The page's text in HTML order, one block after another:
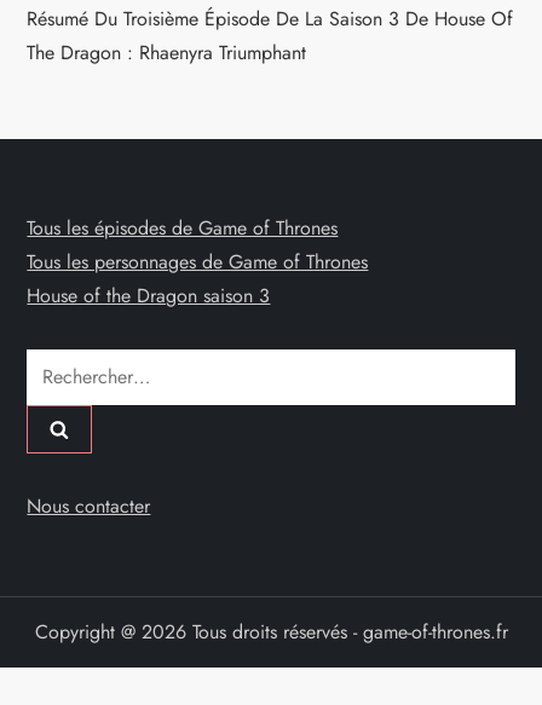
Résumé Du Troisième Épisode De La Saison 3 De House Of
The Dragon : Rhaenyra Triumphant
Tous les épisodes de Game of Thrones
Tous les personnages de Game of Thrones
House of the Dragon saison 3
Rechercher :
Nous contacter
Copyright @ 2026 Tous droits réservés - game-of-thrones.fr